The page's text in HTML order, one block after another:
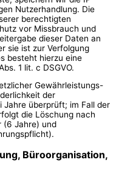
Nutzerhandlung. Die
berechtigten
vor Missbrauch und
dieser Daten an
sie ist zur Verfolgung
besteht hierzu eine
1 lit. c DSGVO.
Gewährleistungs-
der
Jahre überprüft; im Fall der
die Löschung nach
(6 Jahre) und
Büroorganisation,